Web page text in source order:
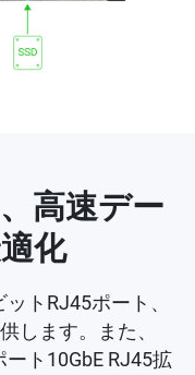
高速デー
化
トRJ45ポート、
します。また、
ト10GbE RJ45拡